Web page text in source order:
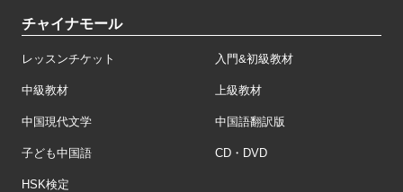
チャイナモール
レッスンチケット 入門&初級教材
中級教材 上級教材
中国現代文学 中国語翻訳版
子ども中国語 CD・DVD
HSK検定